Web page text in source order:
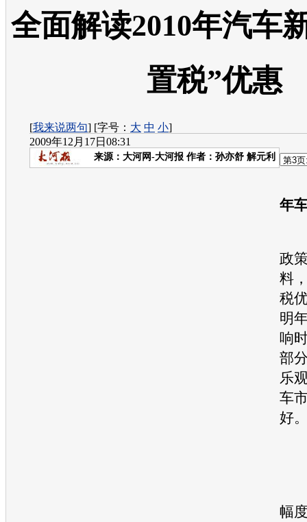
全面解读2010年汽车
置税”优惠
[我来说两句] [字号： 大 中 小]
2009年12月17日08:31
来源： 大河网-大河报 作者：孙亦舒 解元利
年
政
料
税
明
响
部
乐
车
好
幅